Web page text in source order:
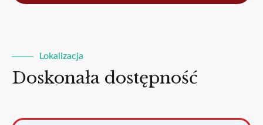
Lokalizacja
Doskonała dostępność